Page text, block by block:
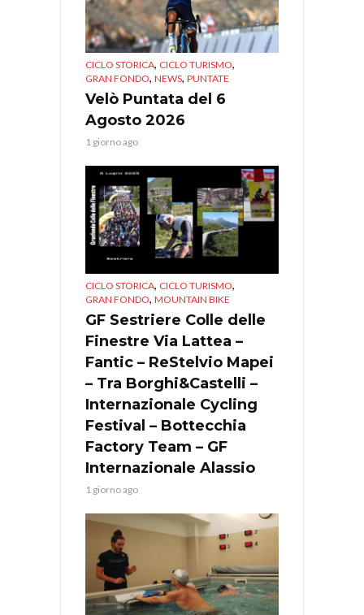
CICLO STORICA, CICLO TURISMO,
GRAN FONDO, NEWS, PUNTATE
Velò Puntata del 6
Agosto 2026
1 giorno ago
CICLO STORICA, CICLO TURISMO,
GRAN FONDO, MOUNTAIN BIKE
GF Sestriere Colle delle
Finestre Via Lattea –
Fantic – ReStelvio Mapei
– Tra Borghi&Castelli –
Internazionale Cycling
Festival – Bottecchia
Factory Team – GF
Internazionale Alassio
1 giorno ago